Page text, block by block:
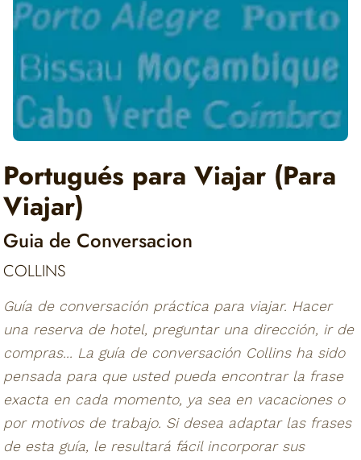
Portugués para Viajar (Para
Viajar)
Guia de Conversacion
COLLINS
Guía de conversación práctica para viajar. Hacer
una reserva de hotel, preguntar una dirección, ir de
compras... La guía de conversación Collins ha sido
pensada para que usted pueda encontrar la frase
exacta en cada momento, ya sea en vacaciones o
por motivos de trabajo. Si desea adaptar las frases
de esta guía, le resultará fácil incorporar sus